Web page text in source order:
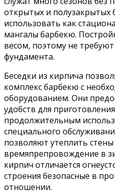
открытых и полузакрытых
использовать как
мангалы барбекю.
весом, поэтому не
фундамента.
Беседки из кирпича
комплекс барбекю с
оборудованием. Они
удобств для
продолжительным
специального
позволяют утеплить
времяпрепровождение в
кирпич отличается
строения безопасные в
отношении.